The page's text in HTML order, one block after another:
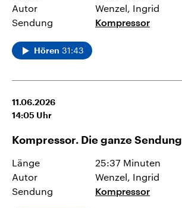
Autor
Wenzel, Ingrid
Sendung
Kompressor
Hören 31:43
11.06.2026
14:05 Uhr
Kompressor. Die ganze Sendung
Länge
25:37 Minuten
Autor
Wenzel, Ingrid
Sendung
Kompressor